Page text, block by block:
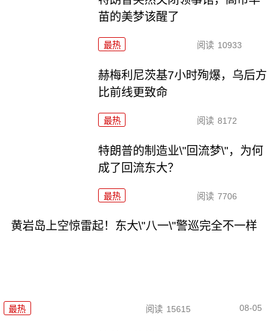
苗的美梦该醒了
最热 阅读 10933
赫梅利尼茨基7小时殉爆，乌后方
比前线更致命
最热 阅读 8172
特朗普的制造业\"回流梦\"，为何
成了回流东大？
最热 阅读 7706
黄岩岛上空惊雷起！东大\"八一\"警巡完全不一样
最热 阅读 15615 08-05